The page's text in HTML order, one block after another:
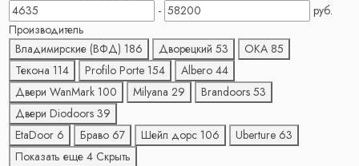
-
руб.
Производитель
Владимирские (ВФД) 186 Дворецкий 53 ОКА 85
Текона 114 Profilo Porte 154 Albero 44
Двери WanMark 100 Milyana 29 Brandoors 53
Двери Diodoors 39
EtaDoor 6 Браво 67 Шейл дорс 106 Uberture 63
Показать еще 4 Скрыть